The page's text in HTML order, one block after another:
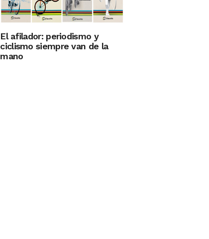
El afilador: periodismo y
ciclismo siempre van de la
mano